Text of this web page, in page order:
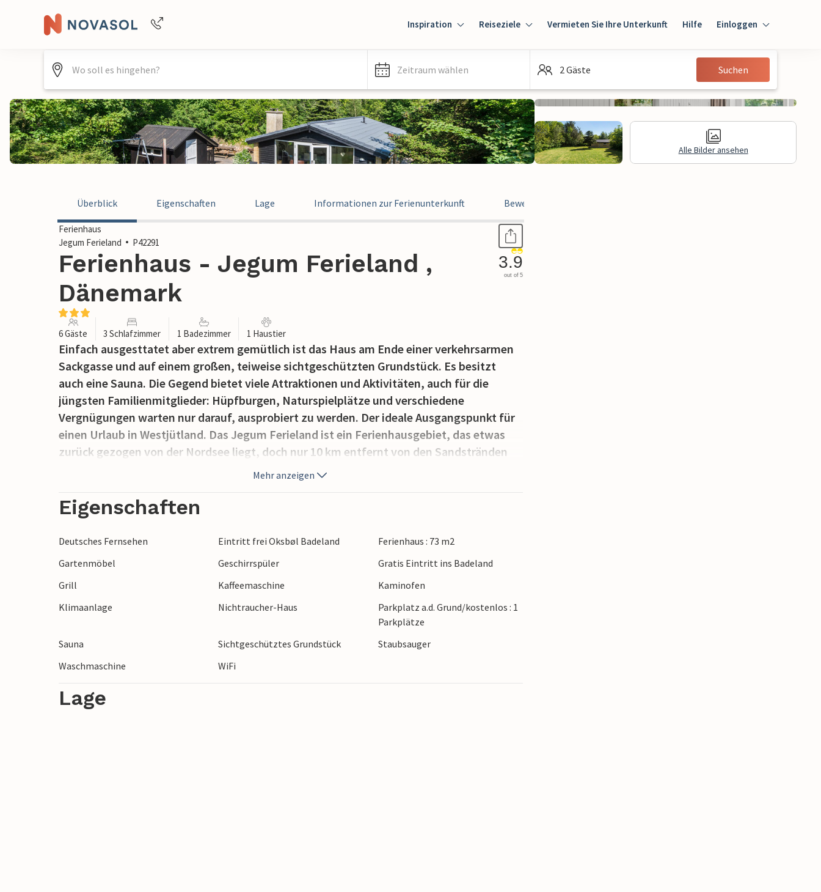
+4940688715475
Inspiration Reiseziele Vermieten Sie Ihre Unterkunft Hilfe Einloggen
Einloggen
Gast
Zeitraum wählen 2 Gäste Suchen
Alle Bilder ansehen
Überblick Eigenschaften Lage Informationen zur Ferienunterkunft Bewertungen
Ferienhaus
Jegum Ferieland
P42291
Ferienhaus - Jegum Ferieland ,
Dänemark
3.9
out of 5
6 Gäste 3 Schlafzimmer 1 Badezimmer 1 Haustier
Einfach ausgesttatet aber extrem gemütlich ist das Haus am Ende einer verkehrsarmen
Sackgasse und auf einem großen, teiweise sichtgeschützten Grundstück. Es besitzt
auch eine Sauna. Die Gegend bietet viele Attraktionen und Aktivitäten, auch für die
jüngsten Familienmitglieder: Hüpfburgen, Naturspielplätze und verschiedene
Vergnügungen warten nur darauf, ausprobiert zu werden. Der ideale Ausgangspunkt für
einen Urlaub in Westjütland. Das Jegum Ferieland ist ein Ferienhausgebiet, das etwas
zurück gezogen von der Nordsee liegt, doch nur 10 km entfernt von den Sandstränden
Mehr anzeigen
Eigenschaften
Deutsches Fernsehen Eintritt frei Oksbøl Badeland
Ferienhaus : 73 m2
Gartenmöbel
Geschirrspüler
Gratis Eintritt ins Badeland
Grill
Kaffeemaschine
Kaminofen
Klimaanlage
Nichtraucher-Haus
Parkplatz a.d. Grund/kostenlos : 1
Parkplätze
Sauna
Sichtgeschütztes Grundstück
Staubsauger
Waschmaschine
WiFi
Lage